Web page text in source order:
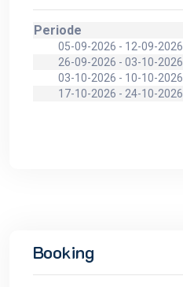
Periode
05-09-2026 - 12-09-2026
26-09-2026 - 03-10-2026
03-10-2026 - 10-10-2026
17-10-2026 - 24-10-2026
Booking